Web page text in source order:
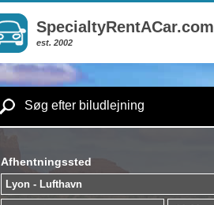
SpecialtyRentACar.com
est. 2002
Søg efter biludlejning
Afhentningssted